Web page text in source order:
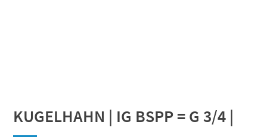
KUGELHAHN | IG BSPP = G 3/4 |